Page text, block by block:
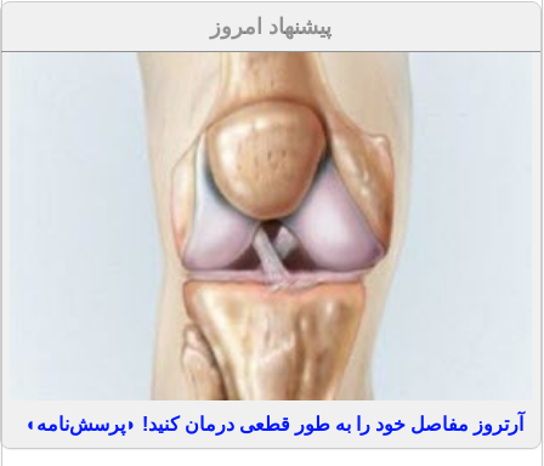
پیشنهاد امروز
آرتروز مفاصل خود را به طور قطعی درمان کنید! ◗پرسش‌نامه◖